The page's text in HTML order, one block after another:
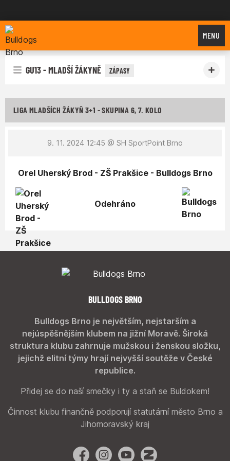
Bulldogs Brno
MENU
GU13 - MLADŠÍ ŽÁKYNĚ ZÁPASY
LIGA MLADŠÍCH ŽÁKYŇ 3+1 - SKUPINA 6, 7. KOLO
9. 11. 2024 12:45 @ SH SportPoint Brno
Orel Uherský Brod - ZŠ Prakšice - Bulldogs Brno
Odehráno
BULLDOGS BRNO
Bulldogs Brno je největším, nejstarším a
nejúspěšnějším klubem na jižní Moravě. Široká
struktura klubu zahrnuje mužskou i ženskou složku,
jejichž elitní týmy hrají nejvyšší soutěže v České
republice.
Přidej se do naší smečky i ty a staň se Buldokem!
Činnost klubu finančně podporují statutární město Brno a
Jihomoravský kraj